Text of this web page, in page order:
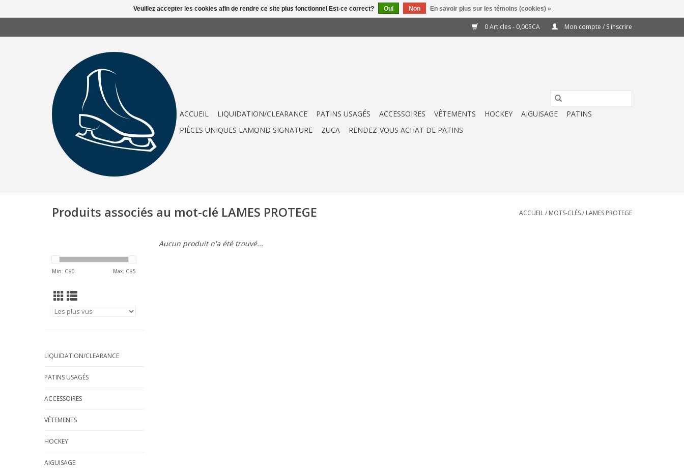
0 Articles - 0,00$CA Mon compte / S'inscrire
ACCUEIL LIQUIDATION/CLEARANCE PATINS USAGÉS ACCESSOIRES VÊTEMENTS HOCKEY AIGUISAGE
PATINS
PIÈCES UNIQUES LAMOND SIGNATURE
ZUCA RENDEZ-VOUS ACHAT DE PATINS
Produits associés au mot-clé LAMES PROTEGE ACCUEIL/ MOTS-CLÉS/ LAMES PROTEGE
Min: C$0 Max: C$5
LIQUIDATION/CLEARANCE
PATINS USAGÉS
ACCESSOIRES
VÊTEMENTS
HOCKEY
AIGUISAGE
Aucun produit n'a été trouvé...
Veuillez accepter les cookies afin de rendre ce site plus fonctionnel Est-ce correct? Oui Non En savoir plus sur les témoins (cookies) »